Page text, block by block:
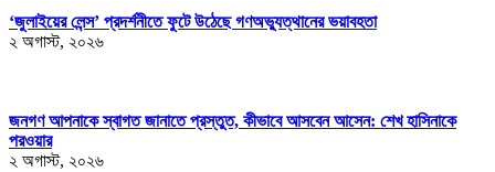
‘জুলাইয়ের লেন্স’ প্রদর্শনীতে ফুটে উঠেছে গণঅভ্যুত্থানের ভয়াবহতা
২ অগাস্ট, ২০২৬
জনগণ আপনাকে স্বাগত জানাতে প্রস্তুত, কীভাবে আসবেন আসেন: শেখ হাসিনাকে
পরওয়ার
২ অগাস্ট, ২০২৬